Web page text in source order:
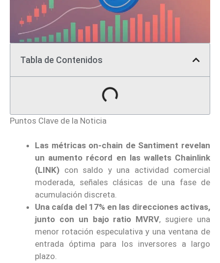
Tabla de Contenidos
Puntos Clave de la Noticia
Las métricas on-chain de Santiment revelan
un aumento récord en las wallets Chainlink
(LINK) con saldo y una actividad comercial
moderada, señales clásicas de una fase de
acumulación discreta.
Una caída del 17% en las direcciones activas,
junto con un bajo ratio MVRV, sugiere una
menor rotación especulativa y una ventana de
entrada óptima para los inversores a largo
plazo.